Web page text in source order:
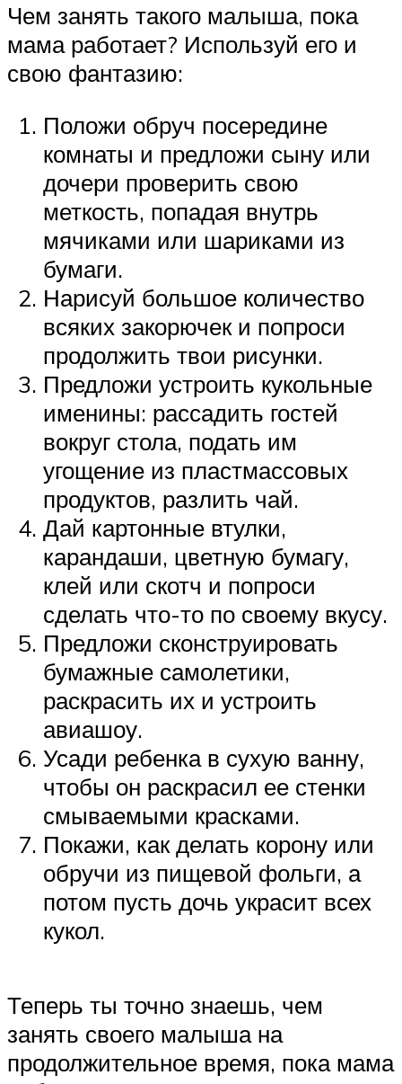
Чем занять такого малыша, пока
мама работает? Используй его и
свою фантазию:
Положи обруч посередине
комнаты и предложи сыну или
дочери проверить свою
меткость, попадая внутрь
мячиками или шариками из
бумаги.
Нарисуй большое количество
всяких закорючек и попроси
продолжить твои рисунки.
Предложи устроить кукольные
именины: рассадить гостей
вокруг стола, подать им
угощение из пластмассовых
продуктов, разлить чай.
Дай картонные втулки,
карандаши, цветную бумагу,
клей или скотч и попроси
сделать что-то по своему вкусу.
Предложи сконструировать
бумажные самолетики,
раскрасить их и устроить
авиашоу.
Усади ребенка в сухую ванну,
чтобы он раскрасил ее стенки
смываемыми красками.
Покажи, как делать корону или
обручи из пищевой фольги, а
потом пусть дочь украсит всех
кукол.
Теперь ты точно знаешь, чем
занять своего малыша на
продолжительное время, пока мама